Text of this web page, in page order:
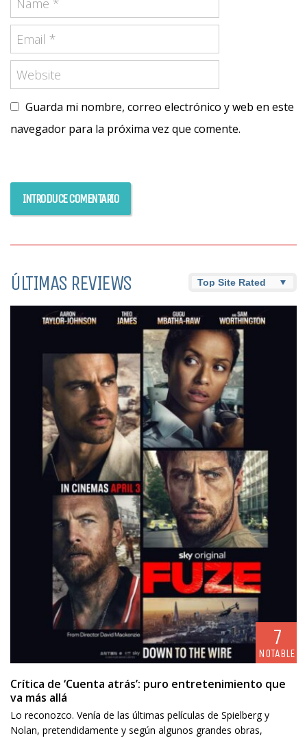
Guarda mi nombre, correo electrónico y web en este
navegador para la próxima vez que comente.
ÚLTIMAS REVIEWS
7
NOTABLE
Crítica de ‘Cuenta atrás’: puro entretenimiento que
va más allá
Lo reconozco. Venía de las últimas películas de Spielberg y
Nolan, pretendidamente y según algunos grandes obras,